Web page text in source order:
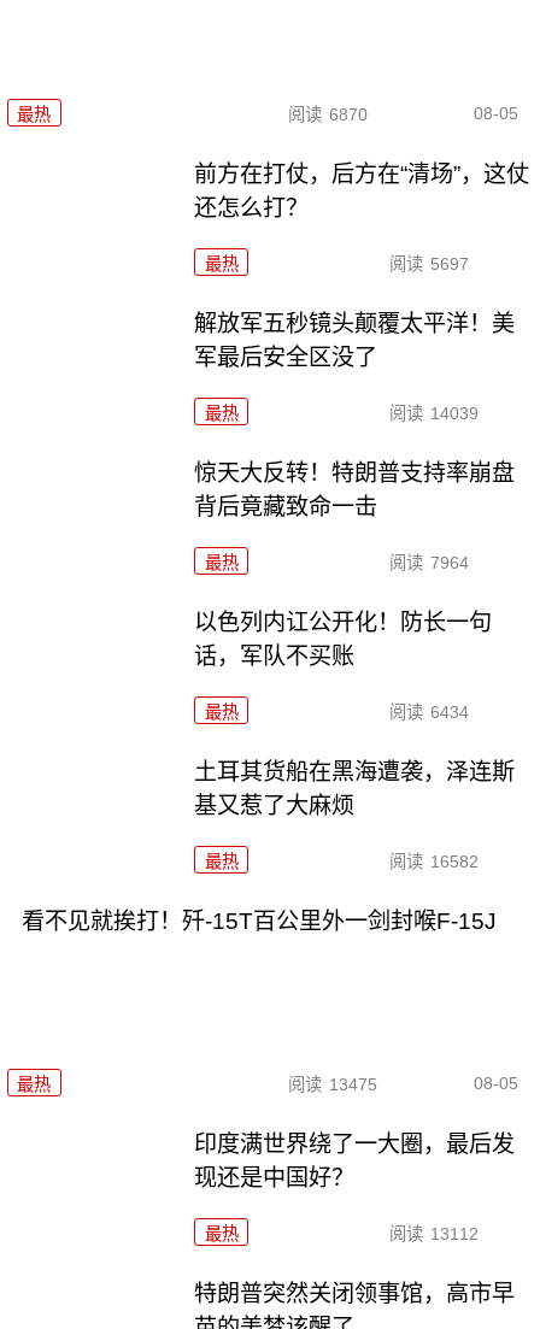
最热 阅读 6870 08-05
前方在打仗，后方在“清场”，这仗
还怎么打？
最热 阅读 5697
解放军五秒镜头颠覆太平洋！美
军最后安全区没了
最热 阅读 14039
惊天大反转！特朗普支持率崩盘
背后竟藏致命一击
最热 阅读 7964
以色列内讧公开化！防长一句
话，军队不买账
最热 阅读 6434
土耳其货船在黑海遭袭，泽连斯
基又惹了大麻烦
最热 阅读 16582
看不见就挨打！歼-15T百公里外一剑封喉F-15J
最热 阅读 13475 08-05
印度满世界绕了一大圈，最后发
现还是中国好？
最热 阅读 13112
特朗普突然关闭领事馆，高市早